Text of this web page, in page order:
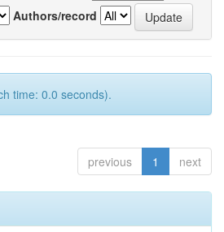
Authors/record
time: 0.0 seconds).
previous 1 next